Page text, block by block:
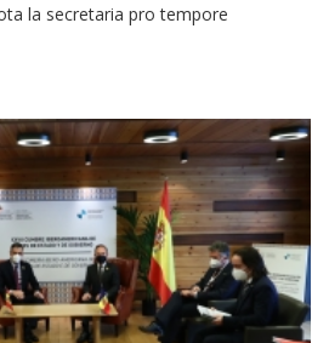
la secretaria pro tempore